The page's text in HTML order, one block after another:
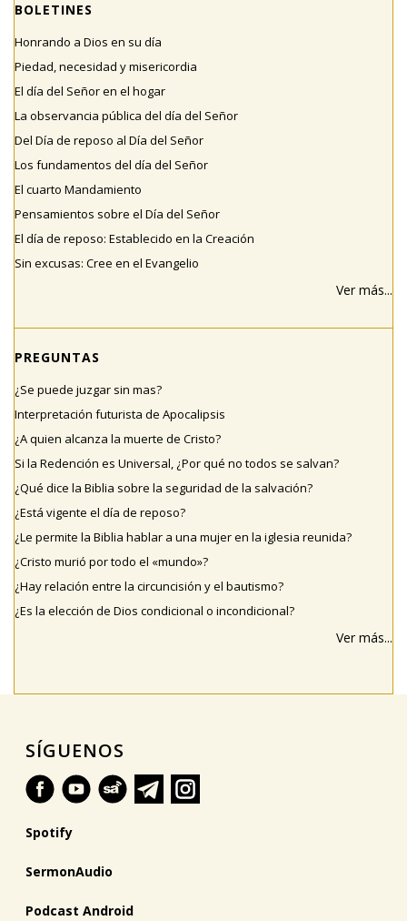
BOLETINES
Honrando a Dios en su día
Piedad, necesidad y misericordia
El día del Señor en el hogar
La observancia pública del día del Señor
Del Día de reposo al Día del Señor
Los fundamentos del día del Señor
El cuarto Mandamiento
Pensamientos sobre el Día del Señor
El día de reposo: Establecido en la Creación
Sin excusas: Cree en el Evangelio
Ver más...
PREGUNTAS
¿Se puede juzgar sin mas?
Interpretación futurista de Apocalipsis
¿A quien alcanza la muerte de Cristo?
Si la Redención es Universal, ¿Por qué no todos se salvan?
¿Qué dice la Biblia sobre la seguridad de la salvación?
¿Está vigente el día de reposo?
¿Le permite la Biblia hablar a una mujer en la iglesia reunida?
¿Cristo murió por todo el «mundo»?
¿Hay relación entre la circuncisión y el bautismo?
¿Es la elección de Dios condicional o incondicional?
Ver más...
SÍGUENOS
Spotify
SermonAudio
Podcast Android